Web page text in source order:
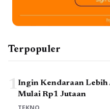
Terpopuler
1Ingin Kendaraan Lebih
Mulai Rp1 Jutaan